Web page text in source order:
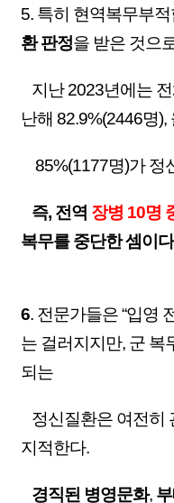
5. 특히 현역복무부
환 판정을 받은 것으
지난 2023년에는 전
난해 82.9%(2446명
85%(1177명)가 정
즉, 전역 장병 10명
복무를 중단한 셈이
6. 전문가들은 “입영
는 걸러지지만, 군 복
되는
정신질환은 여전히
지적한다.
경직된 병영문화,